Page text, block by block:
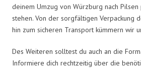
deinem Umzug von Würzburg nach
stehen. Von der sorgfältigen Verpackung
hin zum sicheren Transport kümmern wir
Des Weiteren solltest du auch an die
Informiere dich rechtzeitig über die